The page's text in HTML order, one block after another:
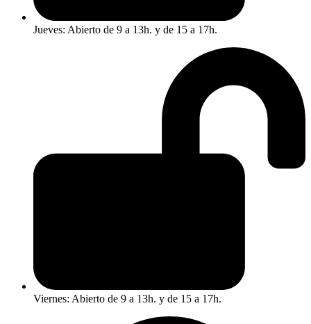
Jueves: Abierto de 9 a 13h. y de 15 a 17h.
Viernes: Abierto de 9 a 13h. y de 15 a 17h.